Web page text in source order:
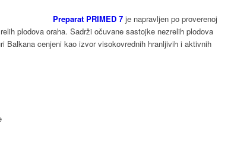
Preparat PRIMED 7 je napravljen po proverenoj
plodova oraha. Sadrži očuvane sastojke nezrelih plodova
Balkana cenjeni kao izvor visokovrednih hranljivih i aktivnih